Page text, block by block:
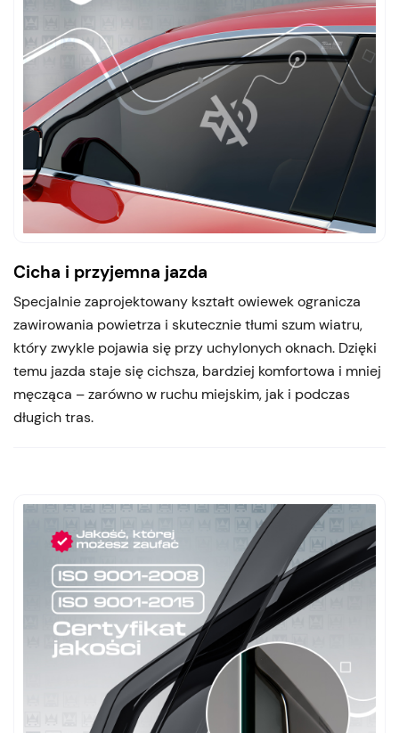
Cicha i przyjemna jazda
Specjalnie zaprojektowany kształt owiewek ogranicza
zawirowania powietrza i skutecznie tłumi szum wiatru,
który zwykle pojawia się przy uchylonych oknach. Dzięki
temu jazda staje się cichsza, bardziej komfortowa i mniej
męcząca – zarówno w ruchu miejskim, jak i podczas
długich tras.